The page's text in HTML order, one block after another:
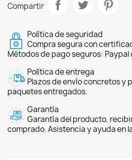
Compartir
Política de seguridad
Compra segura con
Métodos de pago seguros: Paypal
Política de entrega
Plazos de envío concretos y
paquetes entregados.
Garantía
Garantía del producto,
comprado. Asistencia y ayuda en